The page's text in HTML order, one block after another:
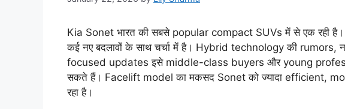
Kia Sonet भारत की सबसे popular compact SUVs में से एक रही
कई नए बदलावों के साथ चर्चा में है। Hybrid technology की
focused updates इसे middle-class buyers और young
सकते हैं। Facelift model का मकसद Sonet को ज्यादा efficient,
रहा है।